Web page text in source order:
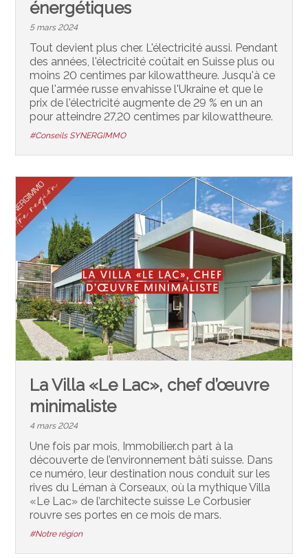
énergétiques
5 mars 2024
Tout devient plus cher. L'électricité aussi. Pendant
des années, l'électricité coûtait en Suisse plus ou
moins 20 centimes par kilowattheure. Jusqu'à ce
que l'armée russe envahisse l'Ukraine et que le
prix de l'électricité augmente de 29 % en un an
pour atteindre 27,20 centimes par kilowattheure.
#Conseils SYNERGIMMO
La Villa «Le Lac», chef d’œuvre
minimaliste
4 mars 2024
Une fois par mois, Immobilier.ch part à la
découverte de l’environnement bâti suisse. Dans
ce numéro, leur destination nous conduit sur les
rives du Léman à Corseaux, où la mythique Villa
«Le Lac» de l’architecte suisse Le Corbusier
rouvre ses portes en ce mois de mars.
#Notre région